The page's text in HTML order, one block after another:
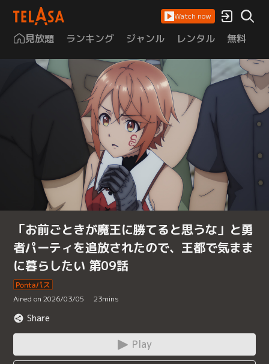
Watch now
見放題 ランキング ジャンル レンタル 無料
「お前ごときが魔王に勝てると思うな」と勇
者パーティを追放されたので、王都で気まま
に暮らしたい 第09話
Aired on 2026/03/05 23mins
Share
Play